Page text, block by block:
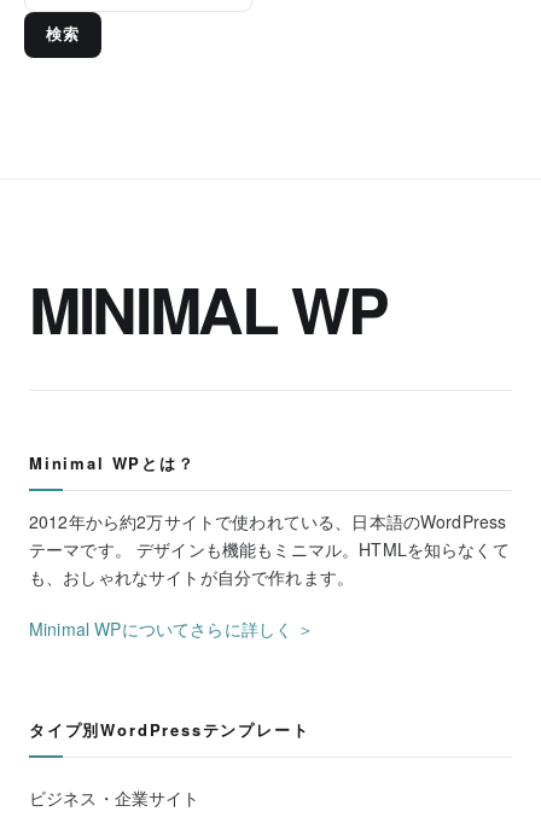
検索
MINIMAL WP
Minimal WPとは？
2012年から約2万サイトで使われている、日本語のWordPress
テーマです。 デザインも機能もミニマル。HTMLを知らなくて
も、おしゃれなサイトが自分で作れます。
Minimal WPについてさらに詳しく ＞
タイプ別WordPressテンプレート
ビジネス・企業サイト